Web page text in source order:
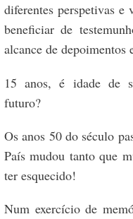
diferentes perspetivas e
beneficiar de
alcance de
15 anos, é idade de
futuro?
Os anos 50 do século
País mudou tanto que
ter esquecido!
Num exercício de